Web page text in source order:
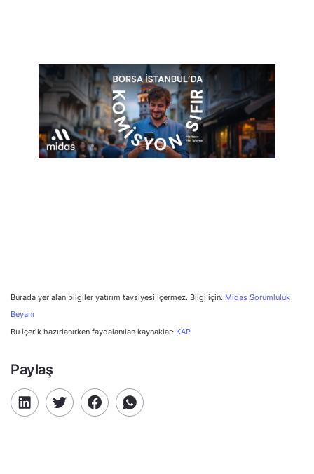
Burada yer alan bilgiler yatırım tavsiyesi içermez. Bilgi için: Midas Sorumluluk
Beyanı
Bu içerik hazırlanırken faydalanılan kaynaklar: KAP
Paylaş